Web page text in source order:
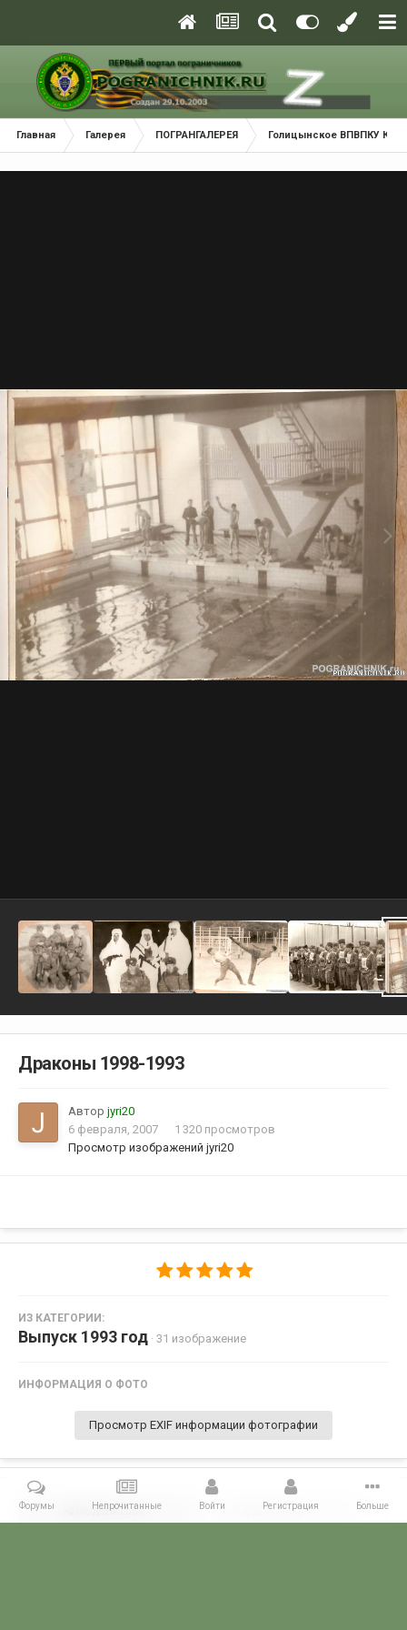
Главная Галерея ПОГРАНГАЛЕРЕЯ Голицынское ВПВПКУ
Драконы 1998-1993
Автор jyri20
6 февраля, 2007
1 320 просмотров
Просмотр изображений jyri20
ИЗ КАТЕГОРИИ:
Выпуск 1993 год · 31 изображение
ИНФОРМАЦИЯ О ФОТО
Просмотр EXIF информации фотографии
Поделиться Подписчики 0
Форумы Непрочитанные Войти Регистрация Больше